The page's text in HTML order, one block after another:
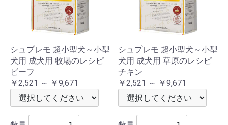
シュプレモ 超小型犬～小型
犬用 成犬用 牧場のレシピ
ビーフ
￥2,521 ～ ￥9,671
シュプレモ 超小型犬～小型
犬用 成犬用 草原のレシピ
チキン
￥2,521 ～ ￥9,671